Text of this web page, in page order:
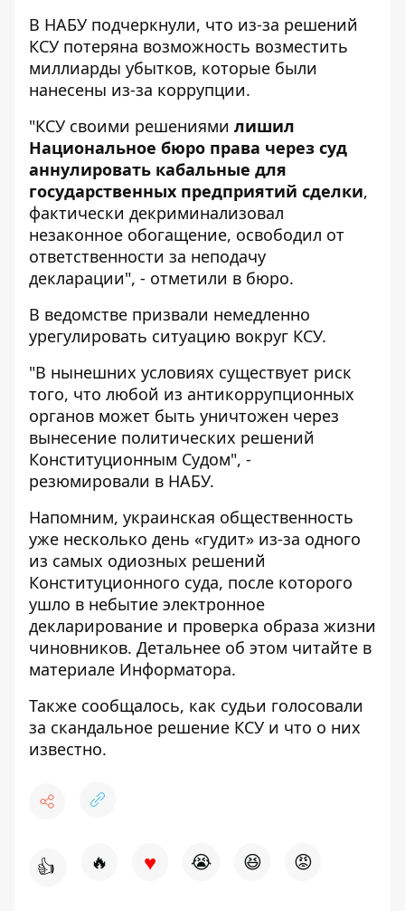
В НАБУ подчеркнули, что из-за решений
КСУ потеряна возможность возместить
миллиарды убытков, которые были
нанесены из-за коррупции.
"КСУ своими решениями лишил
Национальное бюро права через суд
аннулировать кабальные для
государственных предприятий сделки,
фактически декриминализовал
незаконное обогащение, освободил от
ответственности за неподачу
декларации", - отметили в бюро.
В ведомстве призвали немедленно
урегулировать ситуацию вокруг КСУ.
"В нынешних условиях существует риск
того, что любой из антикоррупционных
органов может быть уничтожен через
вынесение политических решений
Конституционным Судом", -
резюмировали в НАБУ.
Напомним, украинская общественность
уже несколько день «гудит» из-за одного
из самых одиозных решений
Конституционного суда, после которого
ушло в небытие электронное
декларирование и проверка образа жизни
чиновников. Детальнее об этом читайте в
материале Информатора.
Также сообщалось, как судьи голосовали
за скандальное решение КСУ и что о них
известно.
👍 🔥 ♥ 😭 😆 😡